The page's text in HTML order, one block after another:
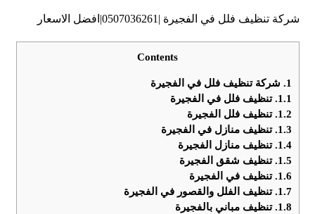
شركة تنظيف فلل في الفجيرة |0507036261|افضل الاسعار
Contents
1. شركة تنظيف فلل في الفجيرة
1.1. تنظيف فلل في الفجيرة
1.2. تنظيف فلل الفجيرة
1.3. تنظيف منازل في الفجيرة
1.4. تنظيف منازل الفجيرة
1.5. تنظيف شقق الفجيرة
1.6. تنظيف في الفجيرة
1.7. تنظيف الفلل والقصور في الفجيرة​
1.8. تنظيف مباني بالفجيرة